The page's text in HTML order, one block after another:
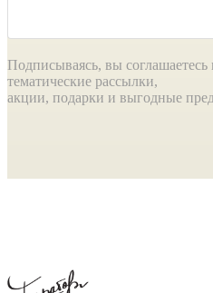
Подписываясь, вы
тематические рассылки,
акции, подарки и выгодные